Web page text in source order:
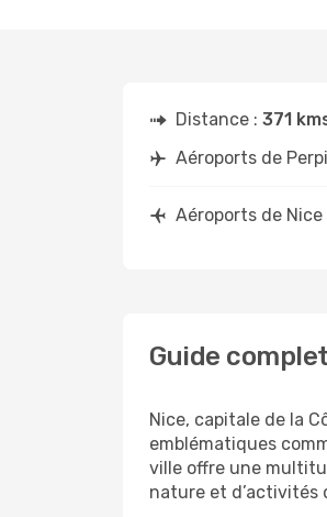
Distance : 371
Aéroports de
Aéroports de Nice
Guide
Nice, capitale de la
emblématiques
ville offre une
nature et d’activités